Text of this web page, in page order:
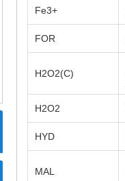
Fe3+
FOR
H2O2(C)
H2O2
HYD
MAL